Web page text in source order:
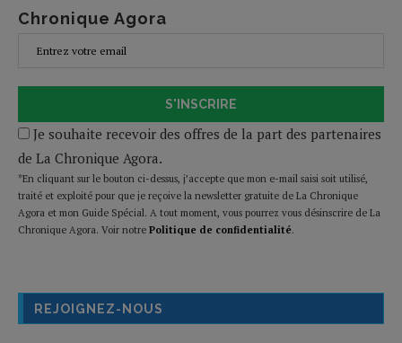
Chronique Agora
S'INSCRIRE
Je souhaite recevoir des offres de la part des partenaires
de La Chronique Agora.
*En cliquant sur le bouton ci-dessus, j’accepte que mon e-mail saisi soit utilisé,
traité et exploité pour que je reçoive la newsletter gratuite de La Chronique
Agora et mon Guide Spécial. A tout moment, vous pourrez vous désinscrire de La
Chronique Agora. Voir notre Politique de confidentialité.
REJOIGNEZ-NOUS